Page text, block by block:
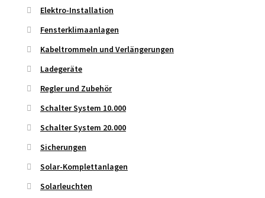
Elektro-Installation
Fensterklimaanlagen
Kabeltrommeln und Verlängerungen
Ladegeräte
Regler und Zubehör
Schalter System 10.000
Schalter System 20.000
Sicherungen
Solar-Komplettanlagen
Solarleuchten